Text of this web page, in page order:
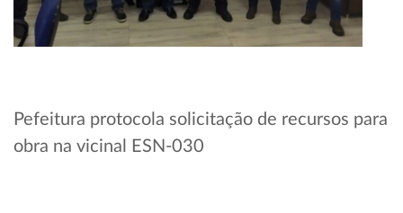
Pefeitura protocola solicitação de recursos para
obra na vicinal ESN-030